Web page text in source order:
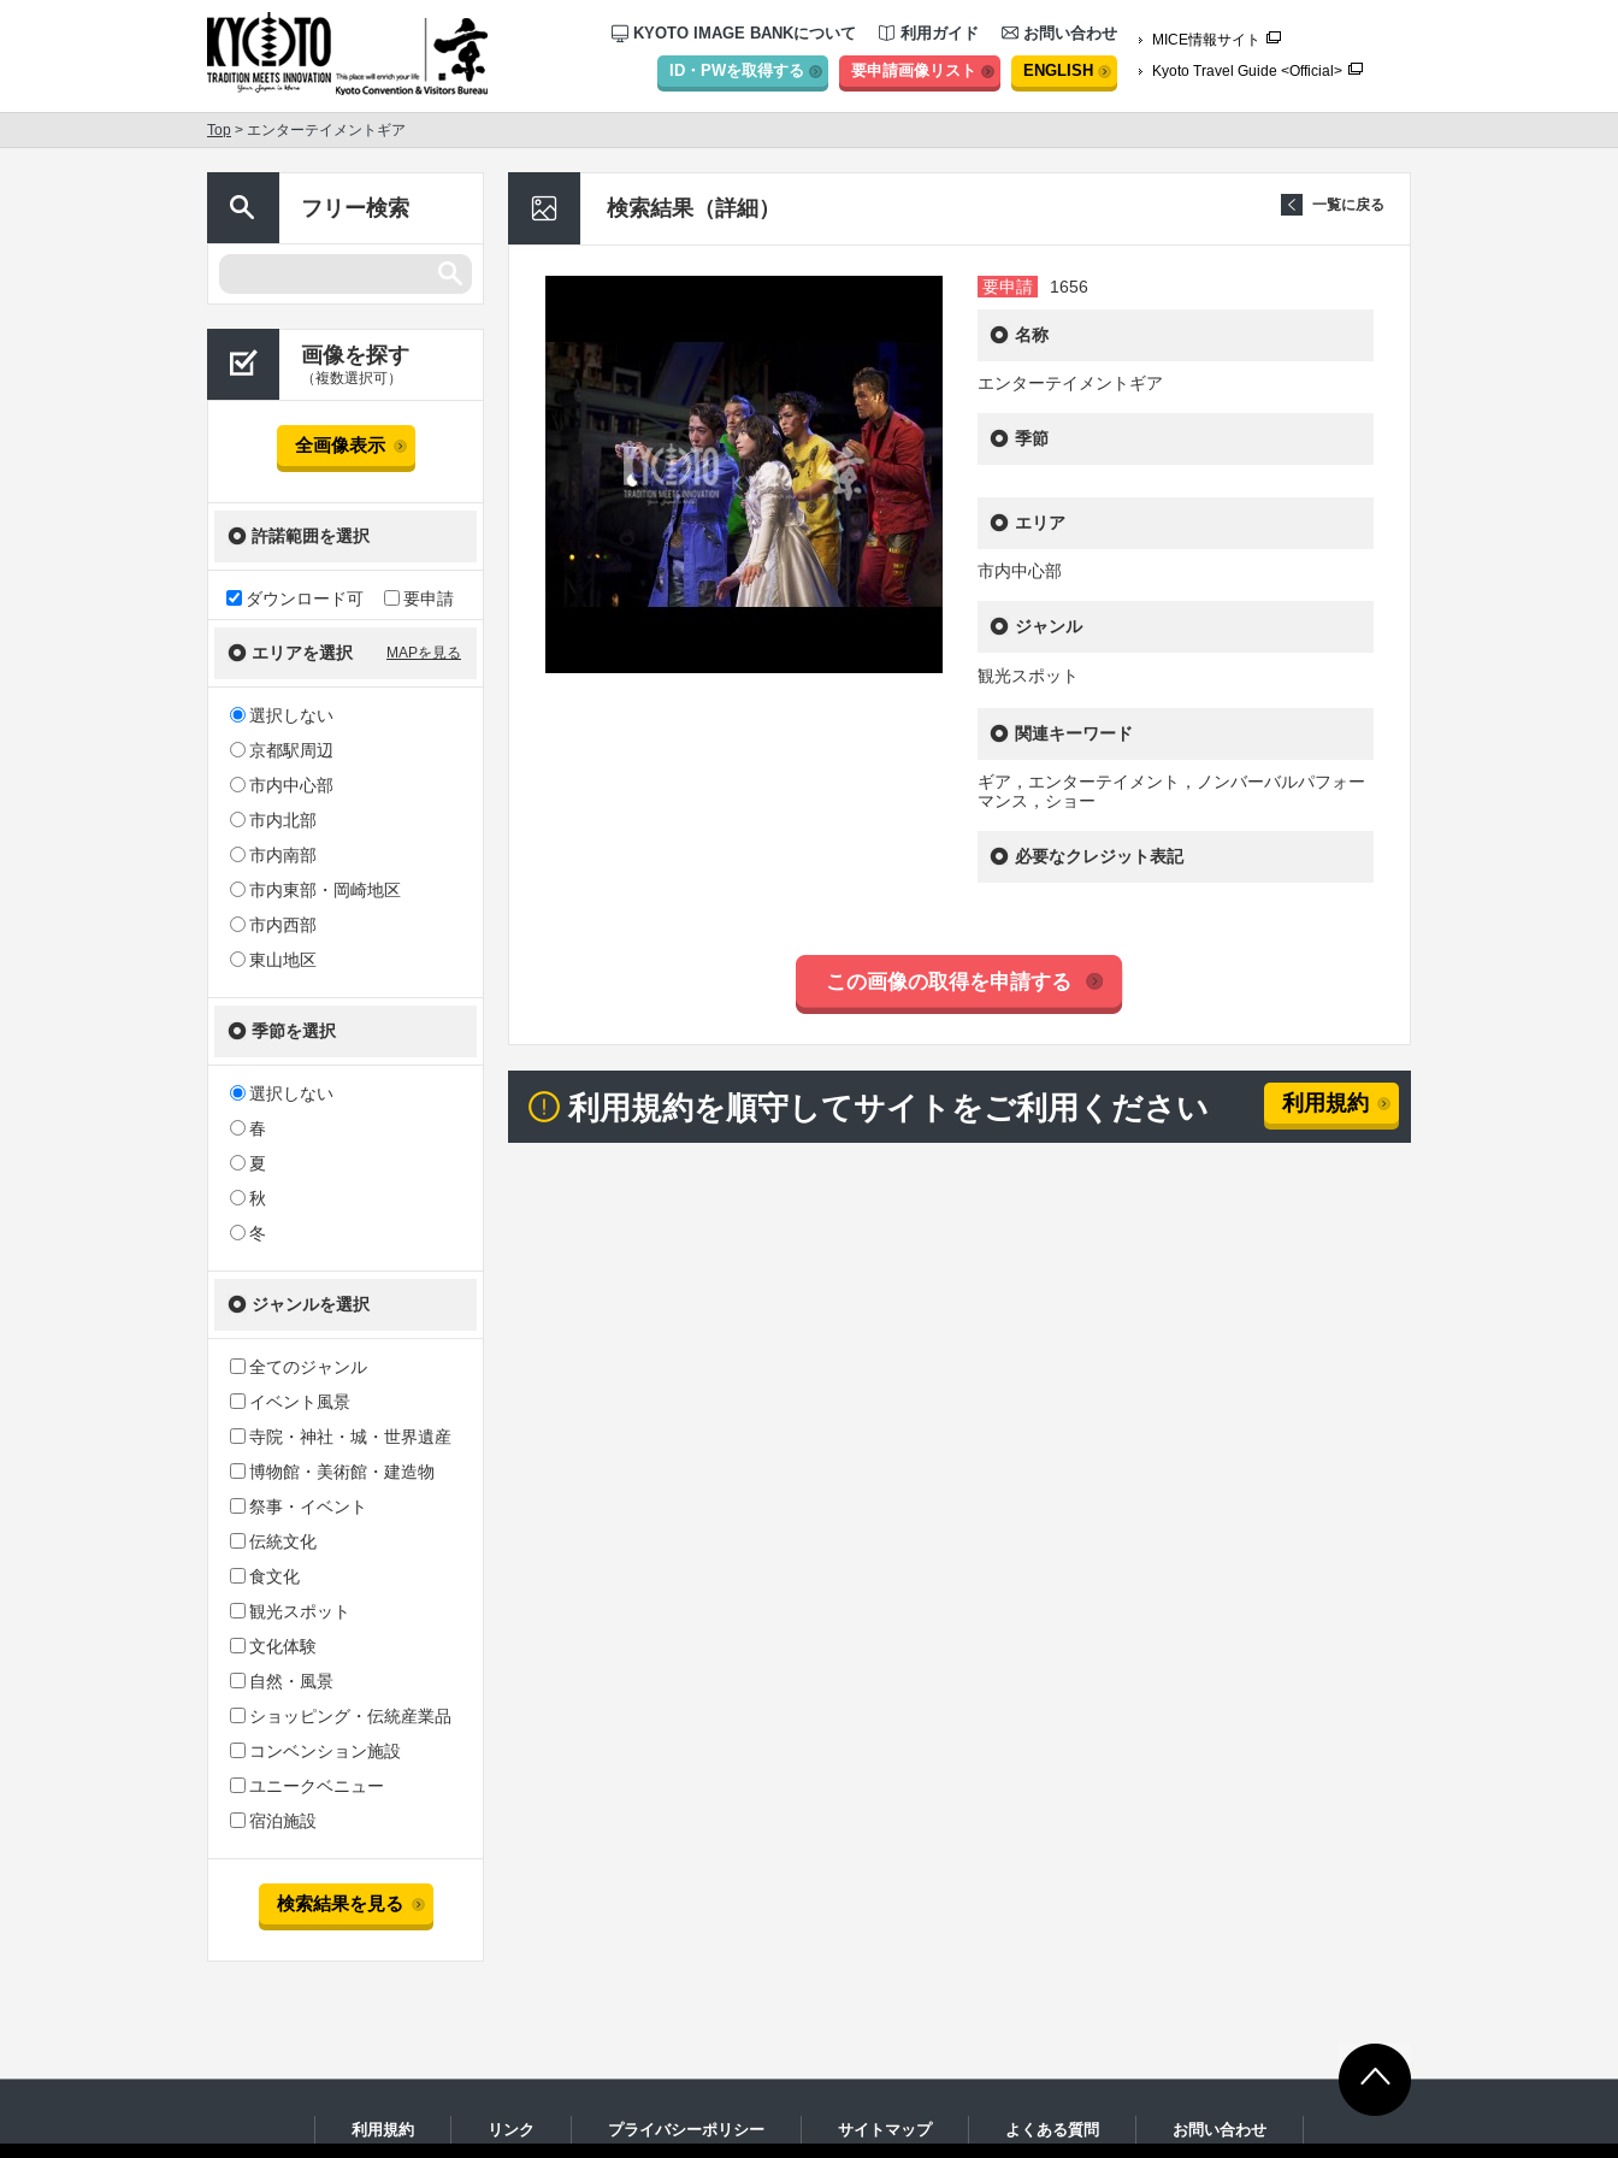
KYOTO IMAGE BANKについて 利用ガイド お問い合わせ
ID・PWを取得する 要申請画像リスト ENGLISH
MICE情報サイト
Kyoto Travel Guide <Official>
Top > エンターテイメントギア
フリー検索
画像を探す
（複数選択可）
全画像表示
許諾範囲を選択
ダウンロード可 要申請
エリアを選択 MAPを見る
選択しない
京都駅周辺
市内中心部
市内北部
市内南部
市内東部・岡崎地区
市内西部
東山地区
季節を選択
選択しない
春
夏
秋
冬
ジャンルを選択
全てのジャンル
イベント風景
寺院・神社・城・世界遺産
博物館・美術館・建造物
祭事・イベント
伝統文化
食文化
観光スポット
文化体験
自然・風景
ショッピング・伝統産業品
コンベンション施設
ユニークベニュー
宿泊施設
検索結果を見る
検索結果（詳細） 一覧に戻る
要申請 1656
名称
エンターテイメントギア
季節
エリア
市内中心部
ジャンル
観光スポット
関連キーワード
ギア，エンターテイメント，ノンバーバルパフォー
マンス，ショー
必要なクレジット表記
この画像の取得を申請する
利用規約を順守してサイトをご利用ください 利用規約
利用規約 リンク プライバシーポリシー サイトマップ よくある質問 お問い合わせ